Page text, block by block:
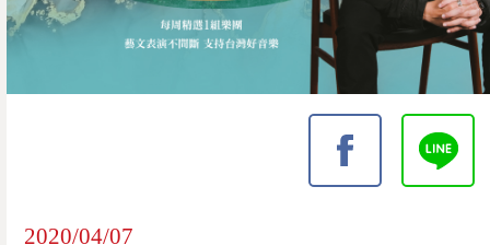
2020/04/07